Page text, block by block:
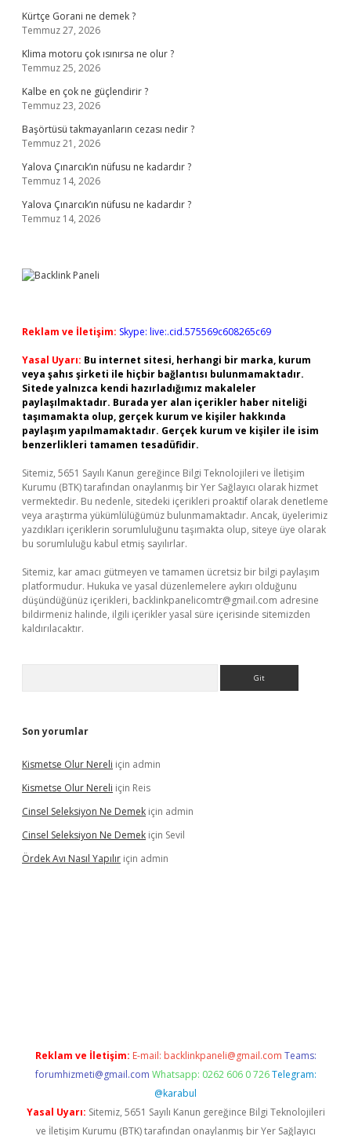
Kürtçe Gorani ne demek ?
Temmuz 27, 2026
Klima motoru çok ısınırsa ne olur ?
Temmuz 25, 2026
Kalbe en çok ne güçlendirir ?
Temmuz 23, 2026
Başörtüsü takmayanların cezası nedir ?
Temmuz 21, 2026
Yalova Çınarcık’ın nüfusu ne kadardır ?
Temmuz 14, 2026
Yalova Çınarcık’ın nüfusu ne kadardır ?
Temmuz 14, 2026
Reklam ve İletişim: Skype: live:.cid.575569c608265c69
Yasal Uyarı: Bu internet sitesi, herhangi bir marka, kurum
veya şahıs şirketi ile hiçbir bağlantısı bulunmamaktadır.
Sitede yalnızca kendi hazırladığımız makaleler
paylaşılmaktadır. Burada yer alan içerikler haber niteliği
taşımamakta olup, gerçek kurum ve kişiler hakkında
paylaşım yapılmamaktadır. Gerçek kurum ve kişiler ile isim
benzerlikleri tamamen tesadüfidir.
Sitemiz, 5651 Sayılı Kanun gereğince Bilgi Teknolojileri ve İletişim
Kurumu (BTK) tarafından onaylanmış bir Yer Sağlayıcı olarak hizmet
vermektedir. Bu nedenle, sitedeki içerikleri proaktif olarak denetleme
veya araştırma yükümlülüğümüz bulunmamaktadır. Ancak, üyelerimiz
yazdıkları içeriklerin sorumluluğunu taşımakta olup, siteye üye olarak
bu sorumluluğu kabul etmiş sayılırlar.
Sitemiz, kar amacı gütmeyen ve tamamen ücretsiz bir bilgi paylaşım
platformudur. Hukuka ve yasal düzenlemelere aykırı olduğunu
düşündüğünüz içerikleri, backlinkpanelicomtr@gmail.com adresine
bildirmeniz halinde, ilgili içerikler yasal süre içerisinde sitemizden
kaldırılacaktır.
Son yorumlar
Kismetse Olur Nereli için admin
Kismetse Olur Nereli için Reis
Cinsel Seleksiyon Ne Demek için admin
Cinsel Seleksiyon Ne Demek için Sevil
Ördek Avı Nasıl Yapılır için admin
Reklam ve İletişim: E-mail: backlinkpaneli@gmail.com Teams:
forumhizmeti@gmail.com Whatsapp: 0262 606 0 726 Telegram:
@karabul
Yasal Uyarı: Sitemiz, 5651 Sayılı Kanun gereğince Bilgi Teknolojileri
ve İletişim Kurumu (BTK) tarafından onaylanmış bir Yer Sağlayıcı